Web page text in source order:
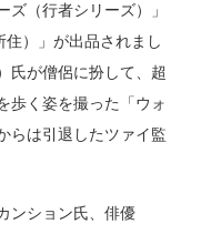
ズ（行者シリーズ）」
）」が出品されまし
氏が僧侶に扮して、超
歩く姿を撮った「ウォ
らは引退したツァイ監
ンション氏、俳優